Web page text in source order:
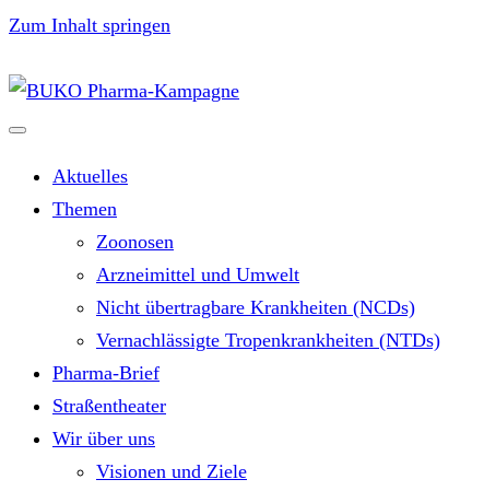
Zum Inhalt springen
Aktuelles
Themen
Zoonosen
Arzneimittel und Umwelt
Nicht übertragbare Krankheiten (NCDs)
Vernachlässigte Tropenkrankheiten (NTDs)
Pharma-Brief
Straßentheater
Wir über uns
Visionen und Ziele